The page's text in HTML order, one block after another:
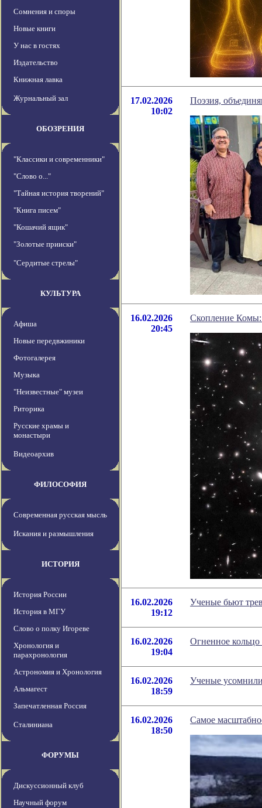
Сомнения и споры
Новые книги
У нас в гостях
Издательство
Книжная лавка
Журнальный зал
ОБОЗРЕНИЯ
"Классики и современники"
"Слово о..."
"Тайная история творений"
"Книга писем"
"Кошачий ящик"
"Золотые прииски"
"Сердитые стрелы"
КУЛЬТУРА
Афиша
Новые передвжиники
Фотогалерея
Музыка
"Неизвестные" музеи
Риторика
Русские храмы и
монастыри
Видеоархив
ФИЛОСОФИЯ
Современная русская мысль
Искания и размышления
ИСТОРИЯ
История России
История в МГУ
Слово о полку Игореве
Хронология и
парахронология
Астрономия и Хронология
Альмагест
Запечатленная Россия
Сталиниана
ФОРУМЫ
Дискуссионный клуб
Научный форум
17.02.2026
10:02
Поэзия,
16.02.2026
20:45
Скопление Комы:
16.02.2026
19:12
Ученые бьют
16.02.2026
19:04
Огненное кольцо
16.02.2026
18:59
Ученые
16.02.2026
18:50
Самое